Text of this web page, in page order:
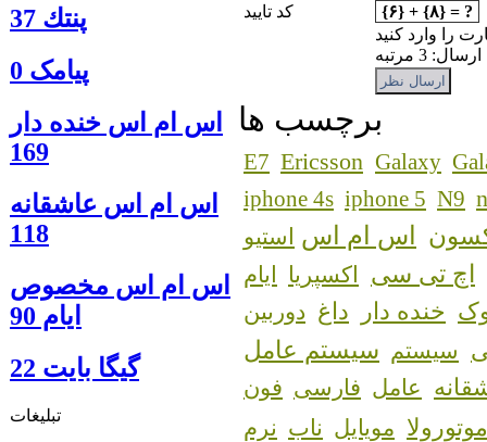
پنتك 37
پیامک 0
اس ام اس خنده دار
169
اس ام اس عاشقانه
118
اس ام اس مخصوص
ایام 90
گيگا بايت 22
تبلیغات
کد تایید
{۶} + {۸} = ?
را وارد کنید
3 مرتبه
برچسب ها
E7 Ericsson Galaxy
iphone 4s iphone 5 N9
اس ام اس استیو
اچ تی سی اکسپریا ایام
خنده دار داغ دوربین
سیستم سیستم عامل
عامل فارسی فون
موتورولا مویایل ناب نرم